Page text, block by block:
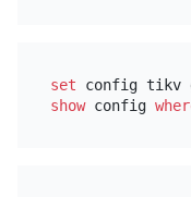
set config tikv
show config